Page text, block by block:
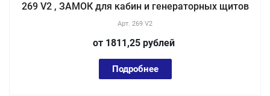
269 V2 , ЗАМОК для кабин и генераторных щитов
Арт. 269 V2
от 1811,25 рублей
Подробнее